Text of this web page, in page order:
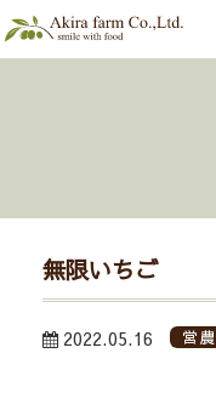
無限いちご
2022.05.16 営